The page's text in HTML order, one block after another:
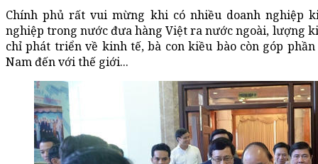
Chính phủ rất vui mừng khi có nhiều doanh nghiệp
nghiệp trong nước đưa hàng Việt ra nước ngoài, lượng
chỉ phát triển về kinh tế, bà con kiều bào còn góp
Nam đến với thế giới...